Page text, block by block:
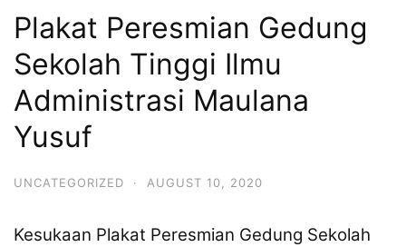
Plakat Peresmian Gedung
Sekolah Tinggi Ilmu
Administrasi Maulana
Yusuf
UNCATEGORIZED · AUGUST 10, 2020
Kesukaan Plakat Peresmian Gedung Sekolah